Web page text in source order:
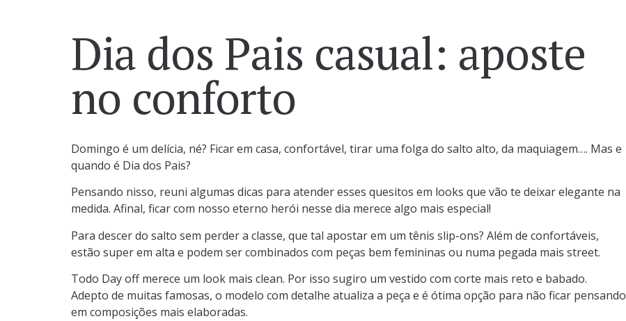
Dia dos Pais casual: aposte
no conforto
Domingo é um delícia, né? Ficar em casa, confortável, tirar uma folga do salto alto, da maquiagem…. Mas e
quando é Dia dos Pais?
Pensando nisso, reuni algumas dicas para atender esses quesitos em looks que vão te deixar elegante na
medida. Afinal, ficar com nosso eterno herói nesse dia merece algo mais especial!
Para descer do salto sem perder a classe, que tal apostar em um tênis slip-ons? Além de confortáveis,
estão super em alta e podem ser combinados com peças bem femininas ou numa pegada mais street.
Todo Day off merece um look mais clean. Por isso sugiro um vestido com corte mais reto e babado.
Adepto de muitas famosas, o modelo com detalhe atualiza a peça e é ótima opção para não ficar pensando
em composições mais elaboradas.